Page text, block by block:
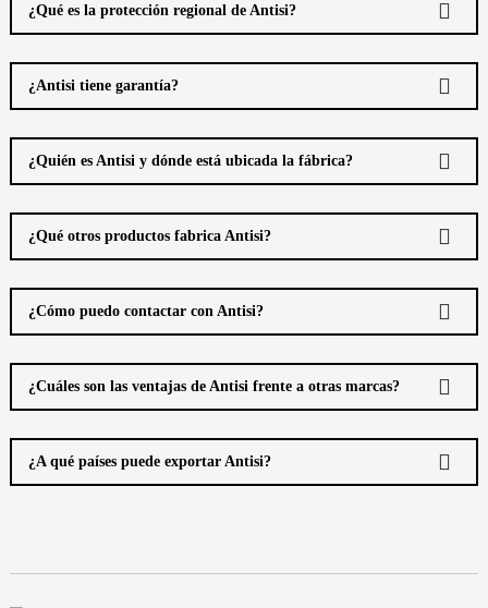
¿Qué es la protección regional de Antisi?
¿Antisi tiene garantía?
¿Quién es Antisi y dónde está ubicada la fábrica?
¿Qué otros productos fabrica Antisi?
¿Cómo puedo contactar con Antisi?
¿Cuáles son las ventajas de Antisi frente a otras marcas?
¿A qué países puede exportar Antisi?